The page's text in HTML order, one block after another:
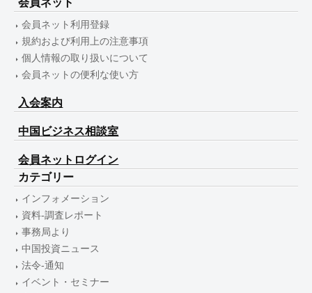
会員ネット
会員ネット利用登録
規約および利用上の注意事項
個人情報の取り扱いについて
会員ネットの便利な使い方
入会案内
中国ビジネス相談室
会員ネットログイン
カテゴリー
インフォメーション
資料-調査レポート
事務局より
中国投資ニュース
法令-通知
イベント・セミナー